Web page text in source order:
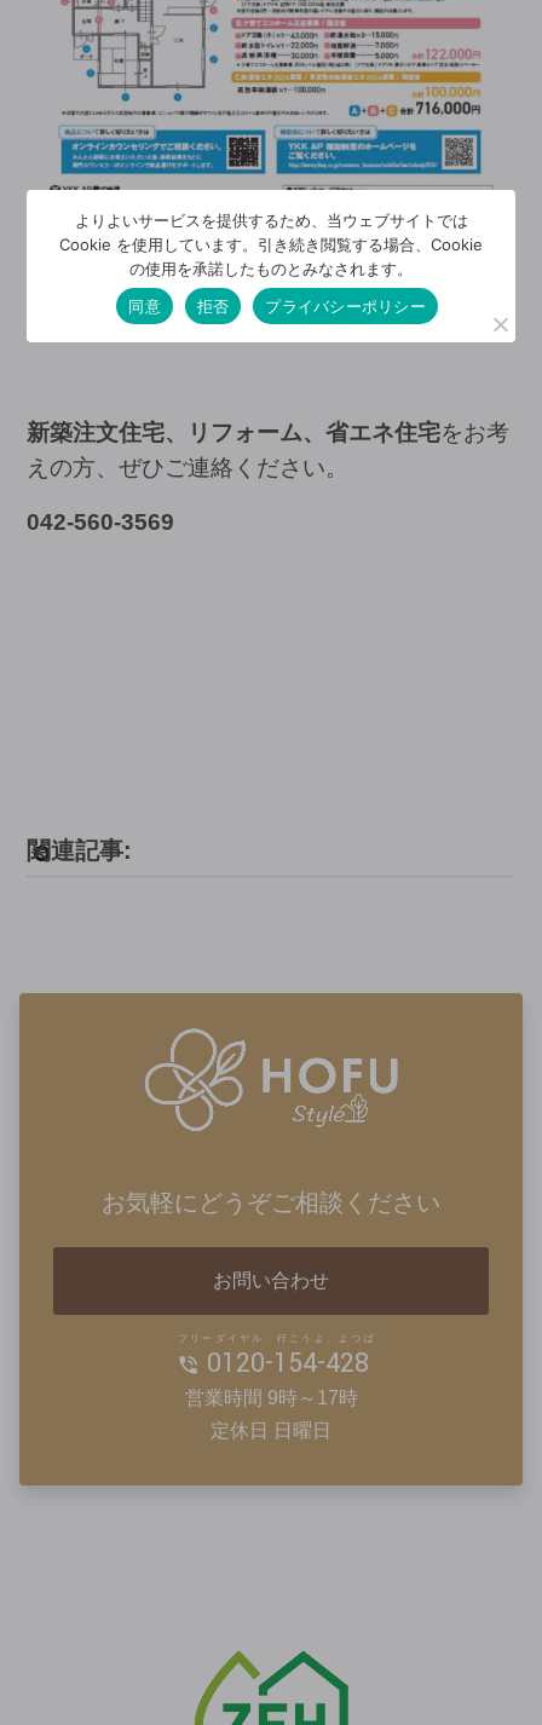
新築注文住宅、リフォーム、省エネ住宅をお考
えの方、ぜひご連絡ください。
042-560-3569
関連記事:
お気軽にどうぞご相談ください
お問い合わせ
0120-154-428
フリーダイヤル 行こうよ、よつば
営業時間 9時～17時
定休日 日曜日
よりよいサービスを提供するため、当ウェブサイトでは
Cookie を使用しています。引き続き閲覧する場合、Cookie
の使用を承諾したものとみなされます。
同意
拒否 プライバシーポリシー